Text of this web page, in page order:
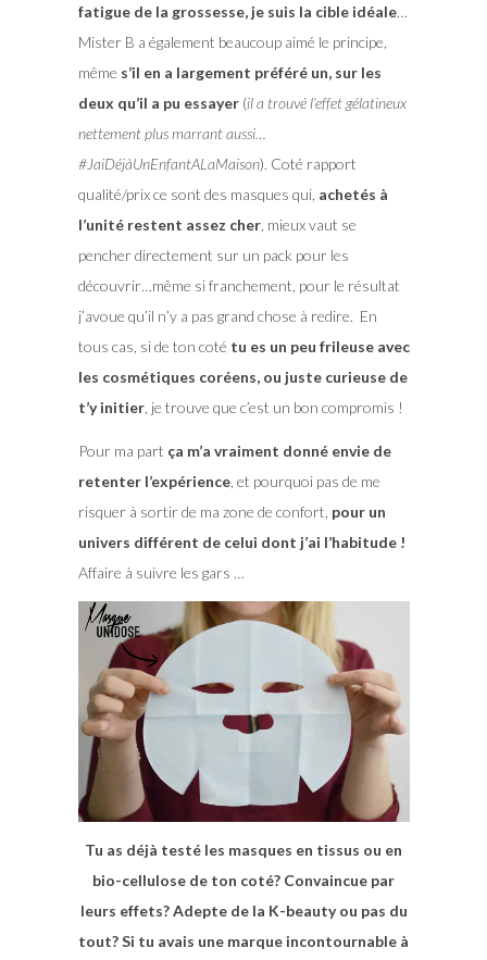
fatigue de la grossesse, je suis la cible idéale…
Mister B a également beaucoup aimé le principe,
même s’il en a largement préféré un, sur les
deux qu’il a pu essayer(il a trouvé l’effet gélatineux
nettement plus marrant aussi…
#JaiDéjàUnEnfantALaMaison). Coté rapport
qualité/prix ce sont des masques qui, achetés à
l’unité restent assez cher, mieux vaut se
pencher directement sur un pack pour les
découvrir…même si franchement, pour le résultat
j’avoue qu’il n’y a pas grand chose à redire. En
tous cas, si de ton coté tu es un peu frileuse avec
les cosmétiques coréens, ou juste curieuse de
t’y initier, je trouve que c’est un bon compromis !
Pour ma part ça m’a vraiment donné envie de
retenter l’expérience, et pourquoi pas de me
risquer à sortir de ma zone de confort, pour un
univers différent de celui dont j’ai l’habitude !
Affaire à suivre les gars …
Tu as déjà testé les masques en tissus ou en
bio-cellulose de ton coté? Convaincue par
leurs effets? Adepte de la K-beauty ou pas du
tout? Si tu avais une marque incontournable à